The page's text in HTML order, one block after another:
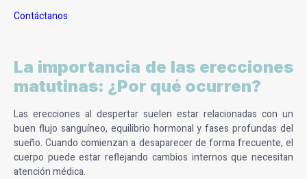
Contáctanos
La importancia de las erecciones
matutinas: ¿Por qué ocurren?
Las erecciones al despertar suelen estar relacionadas con un
buen flujo sanguíneo, equilibrio hormonal y fases profundas del
sueño. Cuando comienzan a desaparecer de forma frecuente, el
cuerpo puede estar reflejando cambios internos que necesitan
atención médica.